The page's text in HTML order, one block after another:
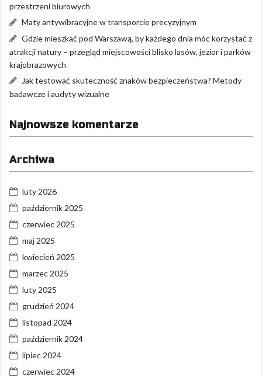
przestrzeni biurowych
Maty antywibracyjne w transporcie precyzyjnym
Gdzie mieszkać pod Warszawą, by każdego dnia móc korzystać z
atrakcji natury – przegląd miejscowości blisko lasów, jezior i parków
krajobrazowych
Jak testować skuteczność znaków bezpieczeństwa? Metody
badawcze i audyty wizualne
Najnowsze komentarze
Archiwa
luty 2026
październik 2025
czerwiec 2025
maj 2025
kwiecień 2025
marzec 2025
luty 2025
grudzień 2024
listopad 2024
październik 2024
lipiec 2024
czerwiec 2024